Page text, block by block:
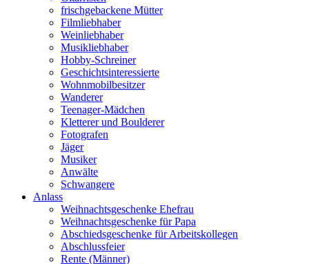
frischgebackene Mütter
Filmliebhaber
Weinliebhaber
Musikliebhaber
Hobby-Schreiner
Geschichtsinteressierte
Wohnmobilbesitzer
Wanderer
Teenager-Mädchen
Kletterer und Boulderer
Fotografen
Jäger
Musiker
Anwälte
Schwangere
Anlass
Weihnachtsgeschenke Ehefrau
Weihnachtsgeschenke für Papa
Abschiedsgeschenke für Arbeitskollegen
Abschlussfeier
Rente (Männer)